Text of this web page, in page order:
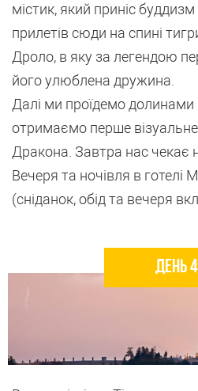
містик, який приніс
прилетів сюди на спині
Дроло, в яку за легендою
його улюблена дружина.
Далі ми проїдемо долинами
отримаємо перше
Дракона. Завтра нас чекає
Вечеря та ночівля в готелі
(сніданок, обід та вечеря
День 4